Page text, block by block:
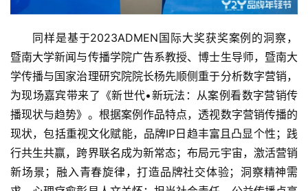
同样是基于2023ADMEN国际大奖获奖案例的洞察，
暨南大学新闻与传播学院广告系教授、博士生导师，暨南大
学传播与国家治理研究院院长杨先顺侧重于分析数字营销，
为现场嘉宾带来了《新世代•新玩法：从案例看数字营销传
播现状与趋势》。根据案例作品特点，透视数字营销传播的
现状，包括重视文化赋能，品牌IP日趋丰富且凸显个性；践
行共生共赢，跨界联名成为新常态；布局元宇宙，激活营销
新场景；融入青春旋律，打造品牌社交体验；洞察精神需